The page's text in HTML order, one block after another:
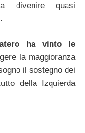
divenire quasi
ha vinto le
la maggioranza
il sostegno dei
della Izquierda